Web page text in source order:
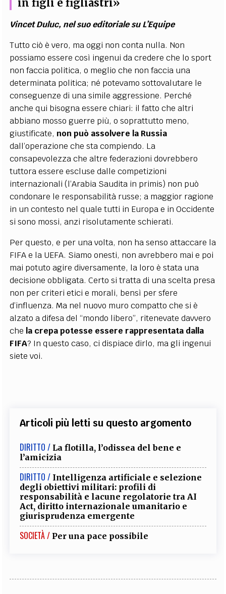
in figli e figliastri»
Vincet Duluc, nel suo editoriale su L’Equipe
Tutto ciò è vero, ma oggi non conta nulla. Non
possiamo essere così ingenui da credere che lo sport
non faccia politica, o meglio che non faccia una
determinata politica; né potevamo sottovalutare le
conseguenze di una simile aggressione. Perché
anche qui bisogna essere chiari: il fatto che altri
abbiano mosso guerre più, o soprattutto meno,
giustificate, non può assolvere la Russia
dall’operazione che sta compiendo. La
consapevolezza che altre federazioni dovrebbero
tuttora essere escluse dalle competizioni
internazionali (l’Arabia Saudita in primis) non può
condonare le responsabilità russe; a maggior ragione
in un contesto nel quale tutti in Europa e in Occidente
si sono mossi, anzi risolutamente schierati.
Per questo, e per una volta, non ha senso attaccare la
FIFA e la UEFA. Siamo onesti, non avrebbero mai e poi
mai potuto agire diversamente, la loro è stata una
decisione obbligata. Certo si tratta di una scelta presa
non per criteri etici e morali, bensì per sfere
d’influenza. Ma nel nuovo muro compatto che si è
alzato a difesa del “mondo libero”, ritenevate davvero
che la crepa potesse essere rappresentata dalla
FIFA? In questo caso, ci dispiace dirlo, ma gli ingenui
siete voi.
Articoli più letti su questo argomento
DIRITTO / La flotilla, l’odissea del bene e
l’amicizia
DIRITTO / Intelligenza artificiale e selezione
degli obiettivi militari: profili di
responsabilità e lacune regolatorie tra AI
Act, diritto internazionale umanitario e
giurisprudenza emergente
SOCIETÀ / Per una pace possibile